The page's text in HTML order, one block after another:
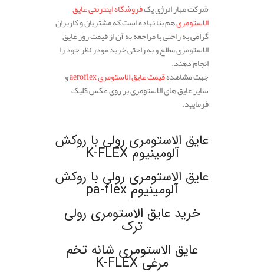
شرکت مهار انرژی یکفروشگاه اینترنتی عایق
الاستومریهم بنا نهاده است که مشتریان و کاربران
گرامی به راحتی با مراجعه به آن از قیمت روز عایق
الاستومری مطلع و به راحتی خرید مودر نظر خود را
انجام دهند.
جهت مشاهدهقیمت عایق الاستومری aeroflex
و
سایر عایق های الاستومری بر روی عکس کلیک
فرمایید.
عایق الاستومری رولی با روکش
آلومینیوم K-FLEX
عایق الاستومری رولی با روکش
آلومینیوم pa-flex
خرید عایق الاستومری رولی
ترک
عایق الاستومری شانه تخم
مرغی K-FLEX